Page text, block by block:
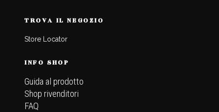
TROVA IL NEGOZIO
Store Locator
INFO SHOP
Guida al prodotto
Shop rivenditori
FAQ